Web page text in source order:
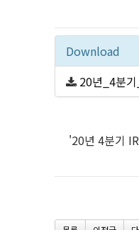
Download
20년_4분
'20년 4분기